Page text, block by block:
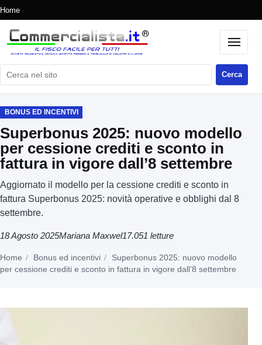
Home
Cerca nel sito Cerca
BONUS ED INCENTIVI
Superbonus 2025: nuovo modello
per cessione crediti e sconto in
fattura in vigore dall’8 settembre
Aggiornato il modello per la cessione crediti e sconto in
fattura Superbonus 2025: novità operative e obblighi dal 8
settembre.
18 Agosto 2025Mariana Maxwel17.051 letture
Home Bonus ed incentivi
Superbonus 2025: nuovo modello
per cessione crediti e sconto in fattura in vigore dall’8 settembre